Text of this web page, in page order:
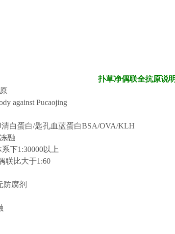
扑草净偶联全抗原说
against Pucaojing
清白蛋白/匙孔血蓝蛋白BSA/OVA/KLH
融
下1:30000以上
联比大于1:60
防腐剂